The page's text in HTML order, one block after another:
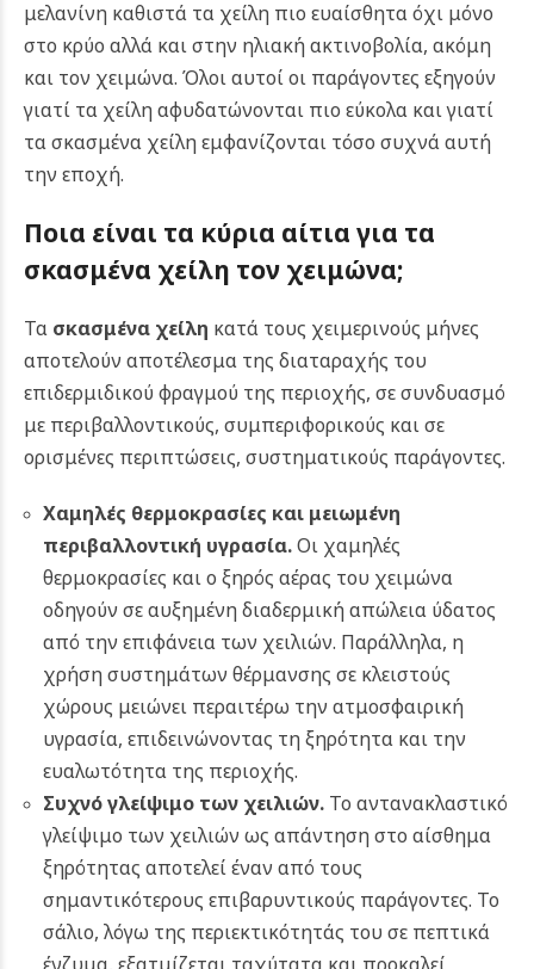
μελανίνη καθιστά τα χείλη πιο ευαίσθητα όχι μόνο
στο κρύο αλλά και στην ηλιακή ακτινοβολία, ακόμη
και τον χειμώνα. Όλοι αυτοί οι παράγοντες εξηγούν
γιατί τα χείλη αφυδατώνονται πιο εύκολα και γιατί
τα σκασμένα χείλη εμφανίζονται τόσο συχνά αυτή
την εποχή.
Ποια είναι τα κύρια αίτια για τα
σκασμένα χείλη τον χειμώνα;
Τα σκασμένα χείλη κατά τους χειμερινούς μήνες
αποτελούν αποτέλεσμα της διαταραχής του
επιδερμιδικού φραγμού της περιοχής, σε συνδυασμό
με περιβαλλοντικούς, συμπεριφορικούς και σε
ορισμένες περιπτώσεις, συστηματικούς παράγοντες.
Χαμηλές θερμοκρασίες και μειωμένη
περιβαλλοντική υγρασία. Οι χαμηλές
θερμοκρασίες και ο ξηρός αέρας του χειμώνα
οδηγούν σε αυξημένη διαδερμική απώλεια ύδατος
από την επιφάνεια των χειλιών. Παράλληλα, η
χρήση συστημάτων θέρμανσης σε κλειστούς
χώρους μειώνει περαιτέρω την ατμοσφαιρική
υγρασία, επιδεινώνοντας τη ξηρότητα και την
ευαλωτότητα της περιοχής.
Συχνό γλείψιμο των χειλιών. Το αντανακλαστικό
γλείψιμο των χειλιών ως απάντηση στο αίσθημα
ξηρότητας αποτελεί έναν από τους
σημαντικότερους επιβαρυντικούς παράγοντες. Το
σάλιο, λόγω της περιεκτικότητάς του σε πεπτικά